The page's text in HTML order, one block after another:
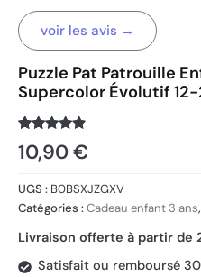
voir les avis →
Puzzle Pat Patrouille
Supercolor Évolutif
Noté4.7
sur 5
1545
client
10,90€
UGS : B0BSXJZGXV
Catégories :Cadeau enfant 3 ans,
Livraison offerte à partir de
Satisfait ou remboursé